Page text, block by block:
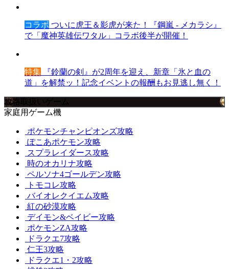
コラボ ついに虎王＆影虎が来た！『鋼嵐 - メカラシ』
で「魔神英雄伝ワタル」コラボ後半が開催！
特集 『鈴蘭の剣』が2周年を迎え、新章「氷と血の
道」を解禁ッ！記念イベントの報酬もお見逃し無く！
攻略取扱いゲーム
家庭用ゲーム機
ポケモンチャンピオンズ攻略
ぽこあポケモン攻略
スプラレイダース攻略
時のオカリナ攻略
ペルソナ4ゴールデン攻略
トモコレ攻略
バイオレクイエム攻略
紅の砂漠攻略
デイモン&ベイビー攻略
ポケモンZA攻略
ドラクエ7攻略
仁王3攻略
ドラクエ1・2攻略